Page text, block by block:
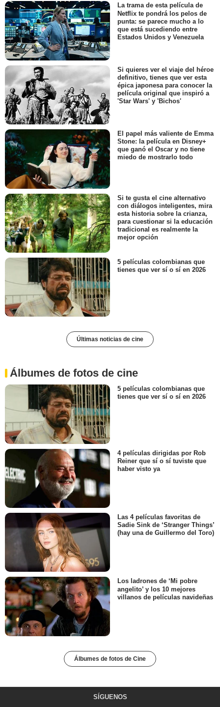
La trama de esta película de
Netflix te pondrá los pelos de
punta: se parece mucho a lo
que está sucediendo entre
Estados Unidos y Venezuela
Si quieres ver el viaje del héroe
definitivo, tienes que ver esta
épica japonesa para conocer la
película original que inspiró a
'Star Wars' y 'Bichos'
El papel más valiente de Emma
Stone: la película en Disney+
que ganó el Oscar y no tiene
miedo de mostrarlo todo
Si te gusta el cine alternativo
con diálogos inteligentes, mira
esta historia sobre la crianza,
para cuestionar si la educación
tradicional es realmente la
mejor opción
5 películas colombianas que
tienes que ver sí o sí en 2026
Últimas noticias de cine
Álbumes de fotos de cine
5 películas colombianas que
tienes que ver sí o sí en 2026
4 películas dirigidas por Rob
Reiner que sí o sí tuviste que
haber visto ya
Las 4 películas favoritas de
Sadie Sink de ‘Stranger Things’
(hay una de Guillermo del Toro)
Los ladrones de ‘Mi pobre
angelito’ y los 10 mejores
villanos de películas navideñas
Álbumes de fotos de Cine
SÍGUENOS